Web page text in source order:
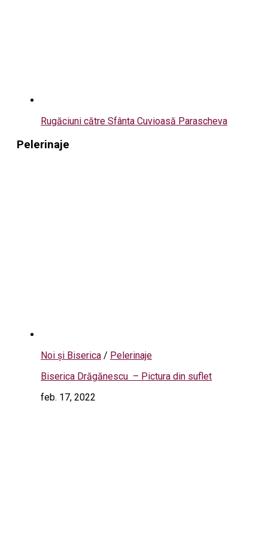
Rugăciuni către Sfânta Cuvioasă Parascheva
Pelerinaje
Noi și Biserica / Pelerinaje
Biserica Drăgănescu – Pictura din suflet
feb. 17, 2022